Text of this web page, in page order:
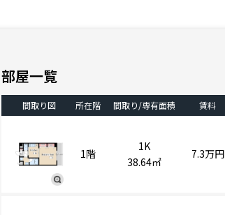
部屋一覧
間取り図 所在階 間取り/専有面積 賃料
1階
1K
38.64㎡
7.3万円